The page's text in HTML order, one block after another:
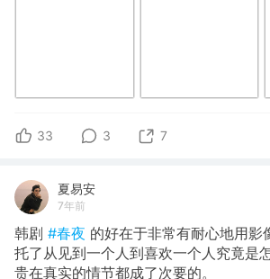
33 3 7
夏易安
7年前
韩剧 #春夜 的好在于非常有耐心地用影
托了从见到一个人到喜欢一个人究竟是
贵在真实的情节都成了次要的。